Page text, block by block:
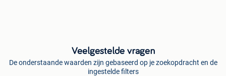
Veelgestelde vragen
De onderstaande waarden zijn gebaseerd op je zoekopdracht en de
ingestelde filters